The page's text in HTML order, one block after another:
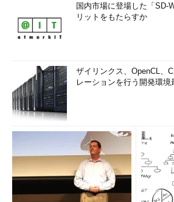
国内市場に登場した「SD-
リットをもたらすか
ザイリンクス、OpenCL、
レーションを行う開発環